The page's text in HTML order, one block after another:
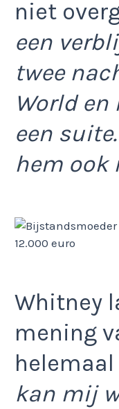
niet
een
twee
World
een
hem ook
Whitney
mening
kan mij